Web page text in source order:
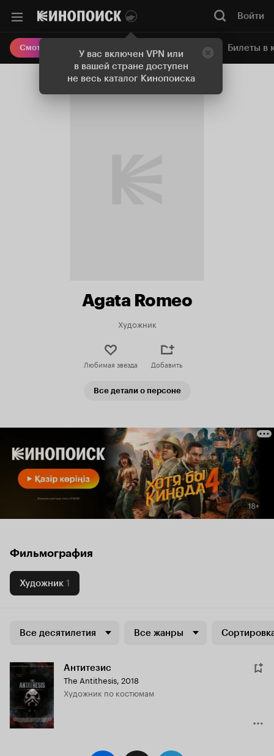
У вас включен VPN или
в вашей стране доступен
не весь каталог Кинопоиска
Войти
Смотреть кино Онлайн-кинотеатр Билеты в
Agata Romeo
Художник
Любимая звезда Добавить
Все детали о персоне
Фильмография
Художник 1
Все десятилетия Все жанры
Антитезис
The Antithesis, 2018
Художник по костюмам